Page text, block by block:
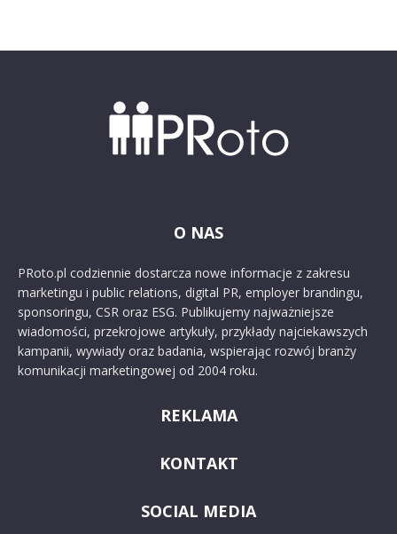
O NAS
PRoto.pl codziennie dostarcza nowe informacje z zakresu
marketingu i public relations, digital PR, employer brandingu,
sponsoringu, CSR oraz ESG. Publikujemy najważniejsze
wiadomości, przekrojowe artykuły, przykłady najciekawszych
kampanii, wywiady oraz badania, wspierając rozwój branży
komunikacji marketingowej od 2004 roku.
REKLAMA
KONTAKT
SOCIAL MEDIA